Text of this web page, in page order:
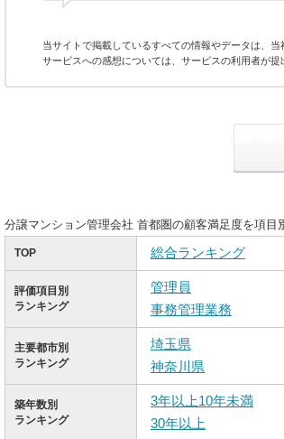
当サイトで掲載しているすべての情報やデータは、
サービスへの感想については、サービスの利用者が
分譲マンション管理会社 首都圏の顧客満足度を項目
TOP 総合ランキング
評価項目別
ランキング
管理員
事務管理業務
主要都市別
ランキング
埼玉県
神奈川県
築年数別
ランキング
3年以上10年未満
30年以上